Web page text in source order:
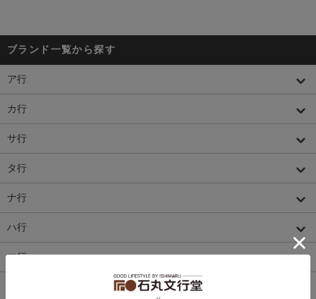
ブランド一覧から探す
ア行
カ行
サ行
タ行
ナ行
ハ行
マ行